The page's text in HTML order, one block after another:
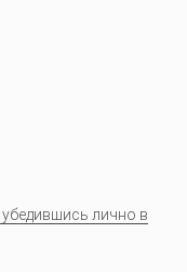
убедившись лично в